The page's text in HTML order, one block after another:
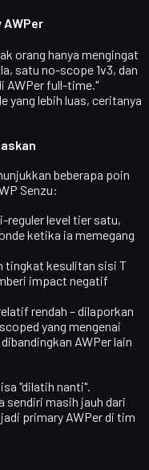
AWPer
orang hanya mengingat
satu no-scope 1v3, dan
AWPer full-time."
yang lebih luas, ceritanya
beberapa poin
Senzu:
reguler level tier satu,
ketika ia memegang
tingkat kesulitan sisi T
impact negatif
rendah – dilaporkan
yang mengenai
AWPer lain
"dilatih nanti".
sendiri masih jauh dari
primary AWPer di tim